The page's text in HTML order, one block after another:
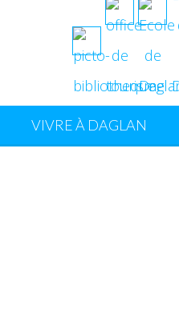
VIVRE À DAGLAN